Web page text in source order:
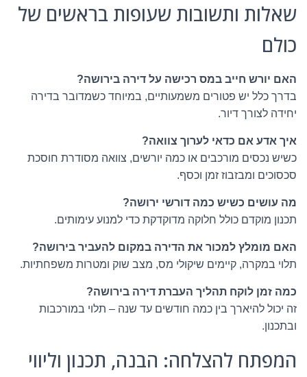
שאלות ותשובות שעופות בראשים של
כולם
האם יורש חייב במס רכישה על דירה בירושה?
בדרך כלל יש פטורים משמעותיים, במיוחד כשמדובר בדירה
יחידה לצורך דיור.
איך אדע אם כדאי לערוך צוואה?
כשיש נכסים מורכבים או כמה יורשים, צוואה מסודרת חוסכת
סכסוכים ומבזבוז זמן וכסף.
מה עושים כשיש כמה דורשי ירושה?
תכנון מוקדם כולל חלוקה מדוקדקת כדי למנוע עימותים.
האם מומלץ למכור את הדירה במקום להעביר בירושה?
תלוי במקרה, קיימים שיקולי מס, מצב שוק ומטרות משפחתיות.
כמה זמן לוקח תהליך העברת דירה בירושה?
זה יכול להיארך בין כמה חודשים עד שנה – תלוי במורכבות
ובתכנון.
המפתח להצלחה: הבנה, תכנון וליווי